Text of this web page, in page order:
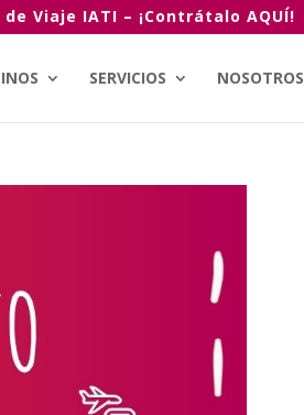
Viaje IATI – ¡Contrátalo AQUÍ!
SERVICIOS NOSOTROS